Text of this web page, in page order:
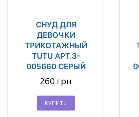
СНУД ДЛЯ
ДЕВОЧКИ
ТРИКОТАЖНЫЙ
TUTU АРТ.3-
005660 СЕРЫЙ
260 грн
КУПИТЬ